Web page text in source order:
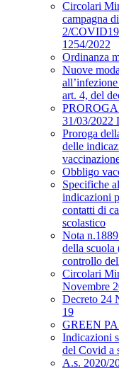
Circolari
campagna
2/COVID19
1254/2022
Ordinanza
Nuove
art. 4, del
31/03/
Proroga
delle
Obbligo
Specifiche
indicazioni
contatti di
scolastico
Nota
della scuola
controllo
Circolari
Novembre
Decreto 24
19
GREEN
Indicazioni
del Covid a
A.s. 2020/